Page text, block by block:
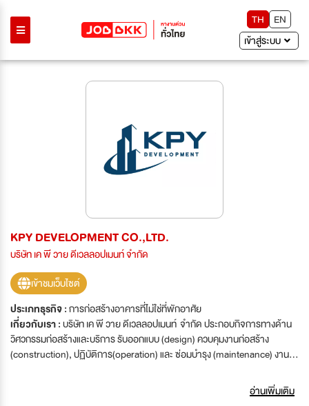
TH
EN
เข้าสู่ระบบ
KPY DEVELOPMENT CO.,LTD.
บริษัท เค พี วาย ดีเวลลอปเมนท์ จำกัด
เข้าชมเว็บไซต์
ประเภทธุรกิจ :การก่อสร้างอาคารที่ไม่ใช่ที่พักอาศัย
เกี่ยวกับเรา :บริษัท เค พี วาย ดีเวลลอปเมนท์ จำกัด ประกอบกิจการทางด้าน
วิศวกรรมก่อสร้างและบริการ รับออกแบบ (design) ควบคุมงานก่อสร้าง
(construction), ปฏิบัติการ(operation) และ ซ่อมบำรุง (maintenance) งาน
ผลิตน้ำกรองอุตสาหกรรม (น้ำประปา) งานบริการด้านวิเคราะห์น้ำ (LAB),
อ่านเพิ่มเติม